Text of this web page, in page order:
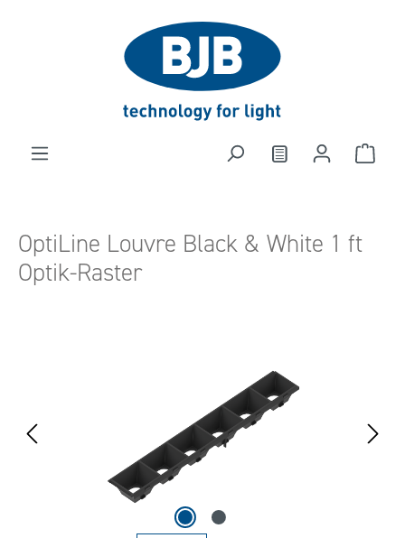
OptiLine Louvre Black & White 1 ft
Optik-Raster